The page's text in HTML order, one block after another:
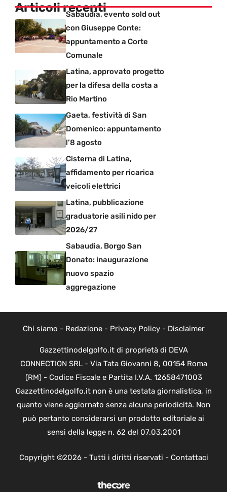
Articoli recentiSabaudia, evento sold out
con Giuseppe Conte:
appuntamento a Corte
Comunale
Latina, approvato progetto
per la difesa della costa a
Rio Martino
Gaeta, festività di San
Domenico: appuntamento
l’8 agosto
Cisterna di Latina,
affidamento per ricarica
veicoli elettrici
Latina, pubblicazione
graduatorie asili nido per
2026/27
Sabaudia, Borgo San
Donato: inaugurazione
nuovo spazio
aggregazione
Chi siamo - Redazione- Privacy Policy- Disclaimer
Gazzettinodelgolfo.it di proprietà di DEVA
CONNECTION SRL - Via Tata Giovanni 8, 00154 Roma
(RM) - Codice Fiscale e Partita I.V.A. 12658471003
Gazzettinodelgolfo.it non è una testata giornalistica, in
quanto viene aggiornato senza alcuna periodicità. Non
può pertanto considerarsi un prodotto editoriale ai
sensi della legge n. 62 del 07.03.2001
Copyright ©2026 - Tutti i diritti riservati - Contattaci